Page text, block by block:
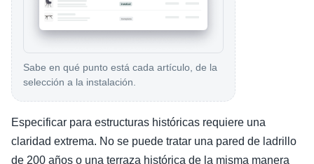
Sabe en qué punto está cada artículo, de la
selección a la instalación.
Especificar para estructuras históricas requiere una
claridad extrema. No se puede tratar una pared de ladrillo
de 200 años o una terraza histórica de la misma manera